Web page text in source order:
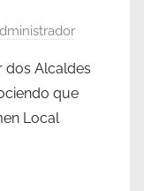
dos Alcaldes
que
Local